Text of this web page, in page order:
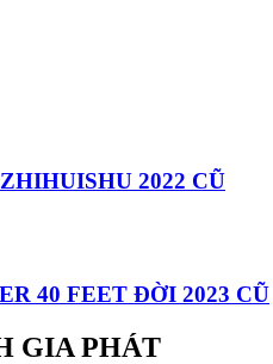
2022 CŨ
40 FEET ĐỜI 2023 CŨ
GIA PHÁT